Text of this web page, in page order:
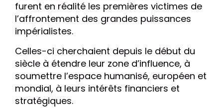
furent en réalité les premières victimes de
l’affrontement des grandes puissances
impérialistes.
Celles-ci cherchaient depuis le début du
siècle à étendre leur zone d’influence, à
soumettre l’espace humanisé, européen et
mondial, à leurs intérêts financiers et
stratégiques.